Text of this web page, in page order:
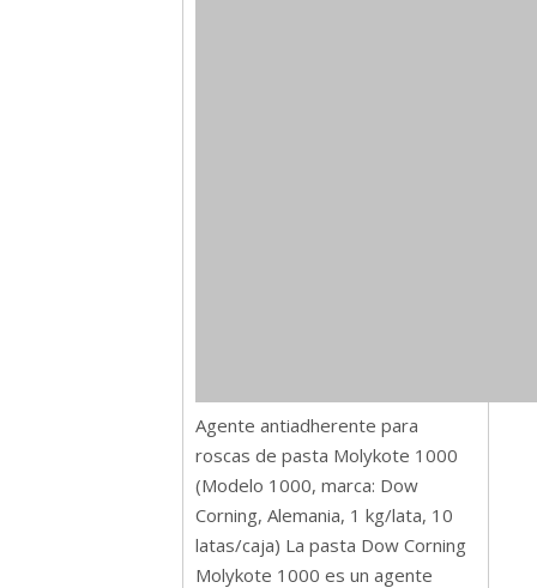
Agente antiadherente para
roscas de pasta Molykote 1000
(Modelo 1000, marca: Dow
Corning, Alemania, 1 kg/lata, 10
latas/caja) La pasta Dow Corning
Molykote 1000 es un agente